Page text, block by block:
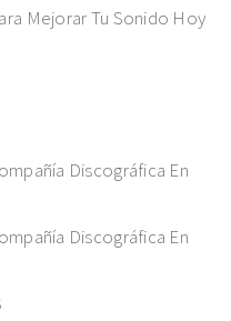
Mejorar Tu Sonido Hoy
Discográfica En
Discográfica En